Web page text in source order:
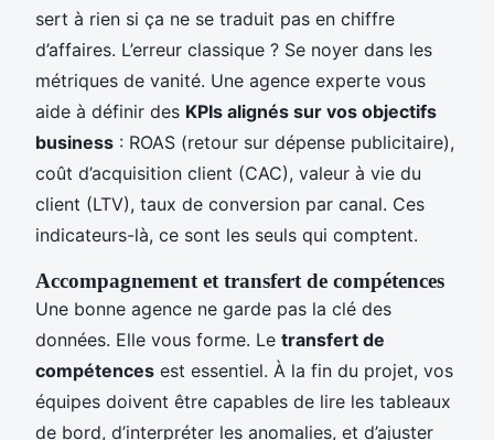
sert à rien si ça ne se traduit pas en chiffre
d’affaires. L’erreur classique ? Se noyer dans les
métriques de vanité. Une agence experte vous
aide à définir des KPIs alignés sur vos objectifs
business : ROAS (retour sur dépense publicitaire),
coût d’acquisition client (CAC), valeur à vie du
client (LTV), taux de conversion par canal. Ces
indicateurs-là, ce sont les seuls qui comptent.
Accompagnement et transfert de compétences
Une bonne agence ne garde pas la clé des
données. Elle vous forme. Le transfert de
compétences est essentiel. À la fin du projet, vos
équipes doivent être capables de lire les tableaux
de bord, d’interpréter les anomalies, et d’ajuster